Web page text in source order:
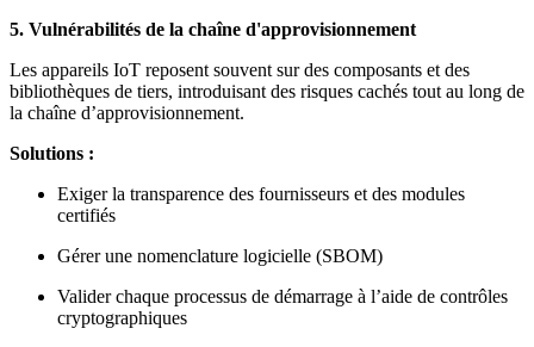
5. Vulnérabilités de la chaîne d'approvisionnement
Les appareils IoT reposent souvent sur des composants et des
bibliothèques de tiers, introduisant des risques cachés tout au long de
la chaîne d’approvisionnement.
Solutions :
Exiger la transparence des fournisseurs et des modules
certifiés
Gérer une nomenclature logicielle (SBOM)
Valider chaque processus de démarrage à l’aide de contrôles
cryptographiques